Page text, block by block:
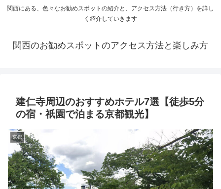
関西にある、色々なお勧めスポットの紹介と、アクセス方法（行き方）を詳し
く紹介していきます
関西のお勧めスポットのアクセス方法と楽しみ方
建仁寺周辺のおすすめホテル7選【徒歩5分
の宿・祇園で泊まる京都観光】
京都